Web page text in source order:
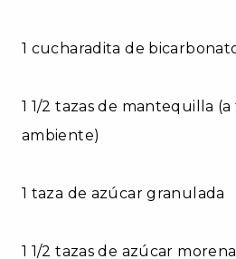
1 cucharadita de
1 1/2 tazas de mantequilla
ambiente)
1 taza de azúcar granulada
1 1/2 tazas de azúcar morena